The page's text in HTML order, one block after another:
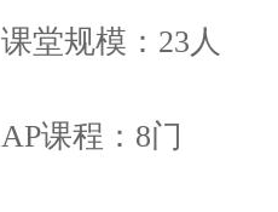
课堂规模：23人
AP课程：8门